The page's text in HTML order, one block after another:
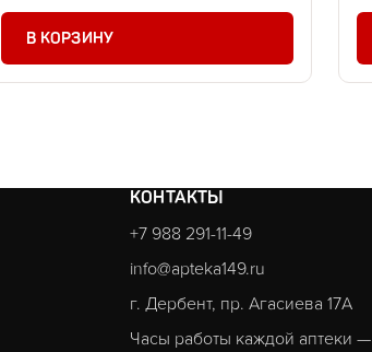
В КОРЗИНУ
КОНТАКТЫ
+7 988 291-11-49
info@apteka149.ru
г. Дербент, пр. Агасиева 17А
Часы работы каждой аптеки —